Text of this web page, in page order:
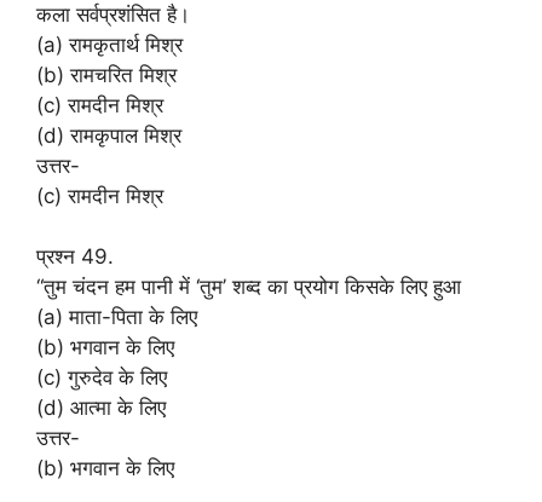
कला सर्वप्रशंसित है।
(a) रामकृतार्थ मिश्र
(b) रामचरित मिश्र
(c) रामदीन मिश्र
(d) रामकृपाल मिश्र
उत्तर-
(c) रामदीन मिश्र
प्रश्न 49.
“तुम चंदन हम पानी में ‘तुम’ शब्द का प्रयोग किसके लिए हुआ
(a) माता-पिता के लिए
(b) भगवान के लिए
(c) गुरुदेव के लिए
(d) आत्मा के लिए
उत्तर-
(b) भगवान के लिए